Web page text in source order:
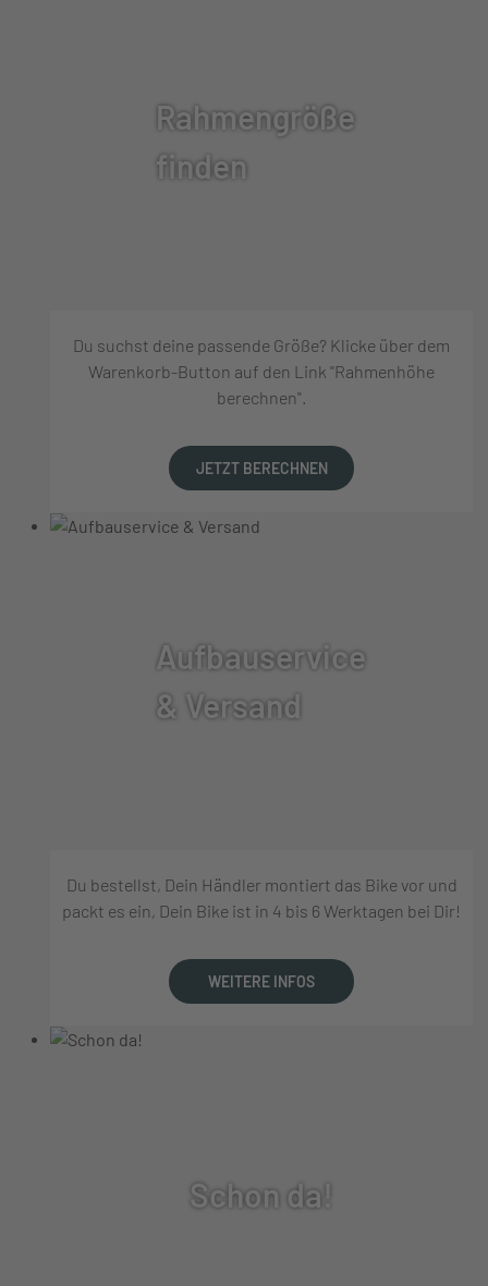
Rahmengröße
finden
Du suchst deine passende Größe? Klicke über dem
Warenkorb-Button auf den Link "Rahmenhöhe
berechnen".
JETZT BERECHNEN
Aufbauservice
& Versand
Du bestellst, Dein Händler montiert das Bike vor und
packt es ein, Dein Bike ist in 4 bis 6 Werktagen bei Dir!
WEITERE INFOS
Schon da!